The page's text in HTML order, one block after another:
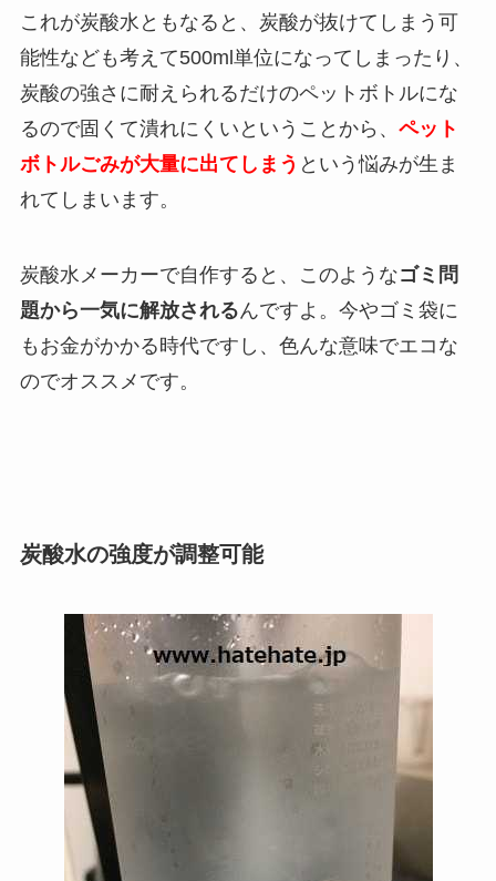
これが炭酸水ともなると、炭酸が抜けてしまう可
能性なども考えて500ml単位になってしまったり、
炭酸の強さに耐えられるだけのペットボトルにな
るので固くて潰れにくいということから、 ペット
ボトルごみが大量に出てしまう という悩みが生ま
れてしまいます。
炭酸水メーカーで自作すると、このようなゴミ問
題から一気に解放されるんですよ。今やゴミ袋に
もお金がかかる時代ですし、色んな意味でエコな
のでオススメです。
炭酸水の強度が調整可能